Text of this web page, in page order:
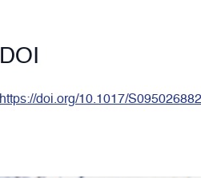
DOI
https://doi.org/10.1017/